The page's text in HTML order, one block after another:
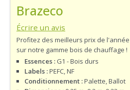
TROUVER SON FOURNISSEUR
BLOG
ESPACE PRO
Brazeco
Écrire un avis
Profitez des meilleurs prix de l'année
sur notre gamme bois de chauffage !
Essences : G1 - Bois durs
Labels :PEFC, NF
Conditionnement :Palette, Ballot